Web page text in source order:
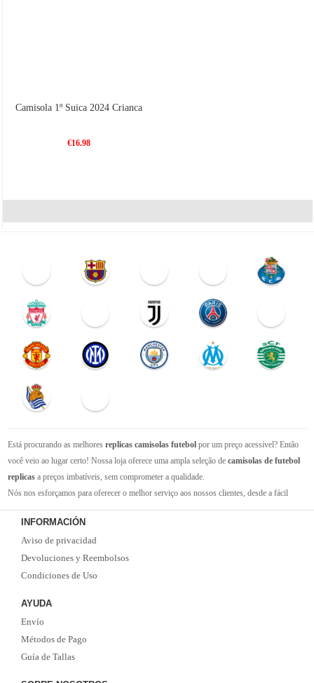
Camisola 1º Suica 2024 Crianca
€16.98
Está procurando as melhores replicas camisolas futebol por um preço acessível? Então
você veio ao lugar certo! Nossa loja oferece uma ampla seleção de camisolas de futebol
replicas a preços imbatíveis, sem comprometer a qualidade.
Nós nos esforçamos para oferecer o melhor serviço aos nossos clientes, desde a fácil
navegação em nosso site até a entrega rápida de seus pedidos. Com nossa equipe de
atendimento ao cliente amigável e experiente, você pode ter certeza de que receberá suporte
em todas as etapas do processo de compra.
Não se esqueça que, se o valor da sua compra for superior a 99 euros, oferecemos o
serviço de entrega EMS gratuito. Não perca a oportunidade de adquirir as melhores
INFORMACIÓN
Aviso de privacidad
Devoluciones y Reembolsos
Condiciones de Uso
AYUDA
Envío
Métodos de Pago
Guía de Tallas